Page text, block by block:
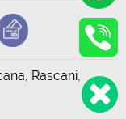
Rascani,